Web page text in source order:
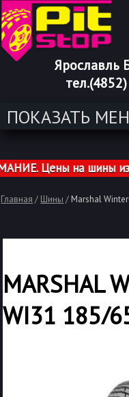
Ярославль
ПОКАЗАТЬ
Цены на шины из
Главная / Шины / Marshal
MARSHAL
WI31 185/